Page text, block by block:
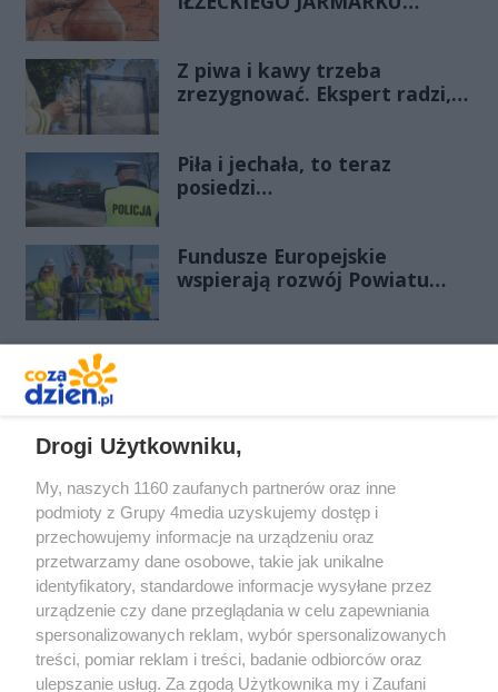
Z piwa i kawy trzeba
zrezygnować. Ekspert radzi,
Piła i jechała, to teraz
posiedzi…
Fundusze Europejskie
wspierają rozwój Powiatu
nr 3539W Radom - Gębarzów -
Redakcja Reklama Prywatność
Praca Łódź
the:protocol
Drogi Użytkowniku,
My, naszych 1160 zaufanych partnerów oraz inne
podmioty z Grupy 4media uzyskujemy dostęp i
przechowujemy informacje na urządzeniu oraz
przetwarzamy dane osobowe, takie jak unikalne
identyfikatory, standardowe informacje wysyłane przez
urządzenie czy dane przeglądania w celu zapewniania
spersonalizowanych reklam, wybór spersonalizowanych
treści, pomiar reklam i treści, badanie odbiorców oraz
ulepszanie usług. Za zgodą Użytkownika my i Zaufani